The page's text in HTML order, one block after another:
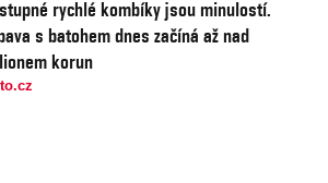
rychlé kombíky jsou minulostí.
s batohem dnes začíná až nad
korun